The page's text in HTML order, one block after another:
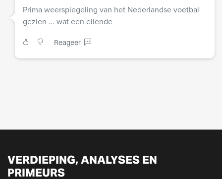
Prima weerspiegeling van het Nederlandse voetbal
gezien ... wat een ellende
Reageer
VERDIEPING, ANALYSES EN
PRIMEURS